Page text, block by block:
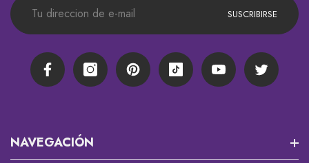
SUSCRIBIRSE
FacebookInstagramPinterestTikTok YouTube Twitter
NAVEGACIÓN